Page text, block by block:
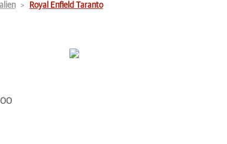
Royal Enfield Taranto